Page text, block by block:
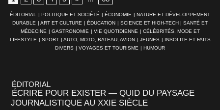
ÉDITORIAL | POLITIQUE ET SOCIÉTÉ | ÉCONOMIE | NATURE ET DÉVELOPPEMENT
DURABLE | ART ET CULTURE | ÉDUCATION | SCIENCE ET HIGH-TECH | SANTÉ ET
MÉDECINE | GASTRONOMIE | VIE QUOTIDIENNE | CÉLÉBRITÉS, MODE ET
LIFESTYLE | SPORT | AUTO, MOTO, BATEAU, AVION | JEUNES | INSOLITE ET FAITS
DIVERS | VOYAGES ET TOURISME | HUMOUR
ÉDITORIAL
ÉCRIRE POUR EXISTER — QUID DU PAYSAGE
JOURNALISTIQUE AU XXIE SIÈCLE